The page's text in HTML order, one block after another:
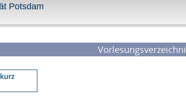
Potsdam
kurz